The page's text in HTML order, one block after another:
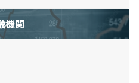
機関